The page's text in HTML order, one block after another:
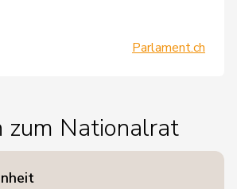
Parlament.ch
zum Nationalrat